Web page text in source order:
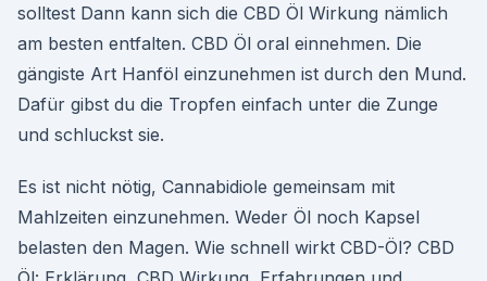
solltest Dann kann sich die CBD Öl Wirkung nämlich
am besten entfalten. CBD Öl oral einnehmen. Die
gängiste Art Hanföl einzunehmen ist durch den Mund.
Dafür gibst du die Tropfen einfach unter die Zunge
und schluckst sie.
Es ist nicht nötig, Cannabidiole gemeinsam mit
Mahlzeiten einzunehmen. Weder Öl noch Kapsel
belasten den Magen. Wie schnell wirkt CBD-Öl? CBD